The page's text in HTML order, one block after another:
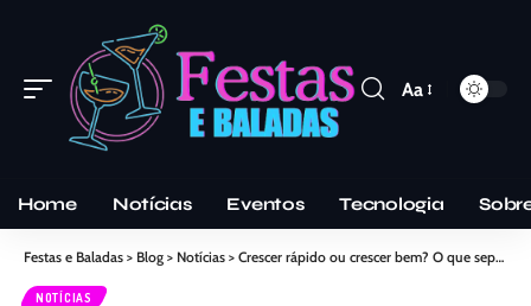
Aa
Home Notícias Eventos Tecnologia
Festas e Baladas > Blog > Notícias > Crescer rápido ou crescer bem? O que separa empresas que escalam com solidez das que implodem com o próprio sucesso
NOTÍCIAS